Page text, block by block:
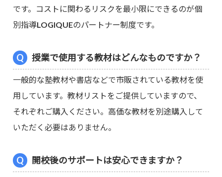
です。コストに関わるリスクを最小限にできるのが個
別指導LOGIQUEのパートナー制度です。
授業で使用する教材はどんなものですか？
一般的な塾教材や書店などで市販されている教材を使
用しています。教材リストをご提供していますので、
それぞれご購入ください。高価な教材を別途購入して
いただく必要はありません。
開校後のサポートは安心できますか？